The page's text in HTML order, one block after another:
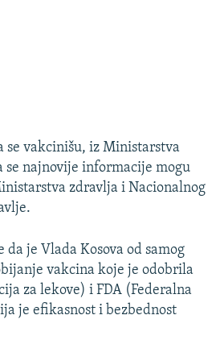
se vakcinišu, iz Ministarstva
se najnovije informacije mogu
zdravlja i Nacionalnog
da je Vlada Kosova od samog
vakcina koje je odobrila
za lekove) i FDA (Federalna
je efikasnost i bezbednost